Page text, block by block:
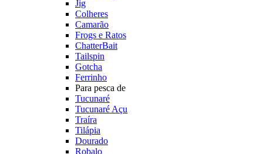
Jig
Colheres
Camarão
Frogs e Ratos
ChatterBait
Tailspin
Gotcha
Ferrinho
Para pesca de
Tucunaré
Tucunaré Açu
Traíra
Tilápia
Dourado
Robalo